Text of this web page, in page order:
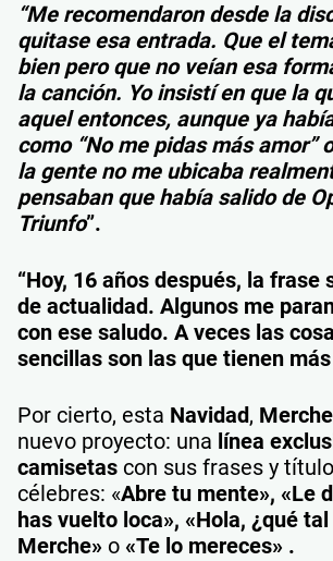
“Me recomendaron desde la
quitase esa entrada. Que el
bien pero que no veían esa
la canción. Yo insistí en que la
aquel entonces, aunque ya
como “No me pidas más amor”
la gente no me ubicaba
pensaban que había salido de
Triunfo”.
“Hoy, 16 años después, la frase
de actualidad. Algunos me
con ese saludo. A veces las
sencillas son las que tienen
Por cierto, esta Navidad, Merche
nuevo proyecto: una línea
camisetas con sus frases y
célebres: «Abre tu mente», «Le
has vuelto loca», «Hola, ¿qué
Merche» o «Te lo mereces» .